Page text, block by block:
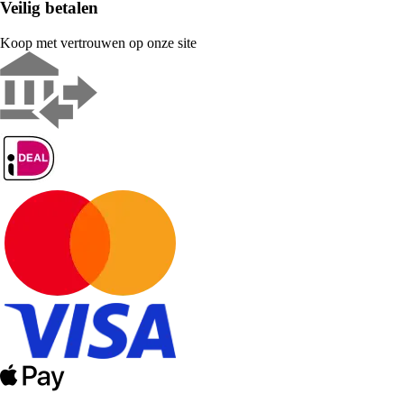
Veilig betalen
Koop met vertrouwen op onze site